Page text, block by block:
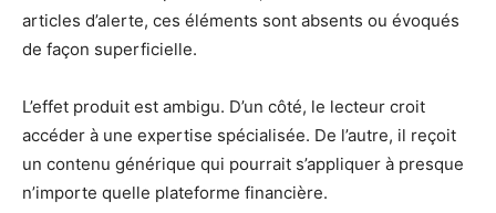
articles d’alerte, ces éléments sont absents ou évoqués
de façon superficielle.
L’effet produit est ambigu. D’un côté, le lecteur croit
accéder à une expertise spécialisée. De l’autre, il reçoit
un contenu générique qui pourrait s’appliquer à presque
n’importe quelle plateforme financière.